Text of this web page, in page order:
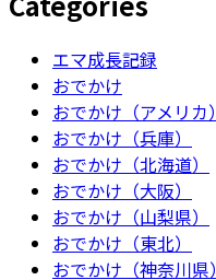
エマ成長記録
おでかけ
おでかけ（アメリカ）
おでかけ（兵庫）
おでかけ（北海道）
おでかけ（大阪）
おでかけ（山梨県）
おでかけ（東北）
おでかけ（神奈川県）